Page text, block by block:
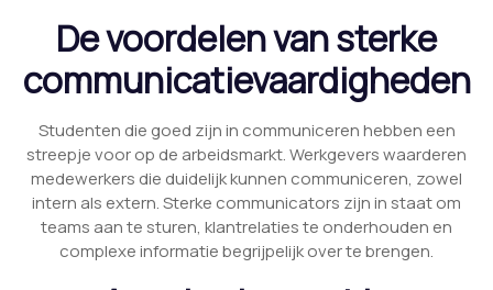
De voordelen van sterke
communicatievaardigheden
Studenten die goed zijn in communiceren hebben een
streepje voor op de arbeidsmarkt. Werkgevers waarderen
medewerkers die duidelijk kunnen communiceren, zowel
intern als extern. Sterke communicators zijn in staat om
teams aan te sturen, klantrelaties te onderhouden en
complexe informatie begrijpelijk over te brengen.